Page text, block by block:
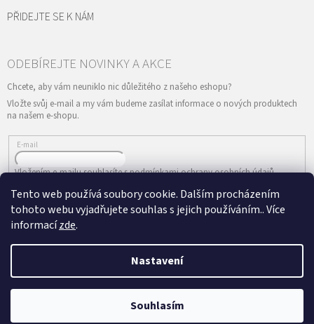
Tento web používá soubory cookie. Dalším procházením
tohoto webu vyjadřujete souhlas s jejich používáním.. Více
informacízde.
Nastavení
Souhlasím
PŘIDEJTE SE K NÁM
Vložte svůj e-mail a my vám budeme zasílat informace o nových produktech
na našem e-shopu.
E-mail
Vložením e-mailu souhlasíte spodmínkami ochrany osobních údajů
PŘIHLÁSIT SE
vyhrazena.